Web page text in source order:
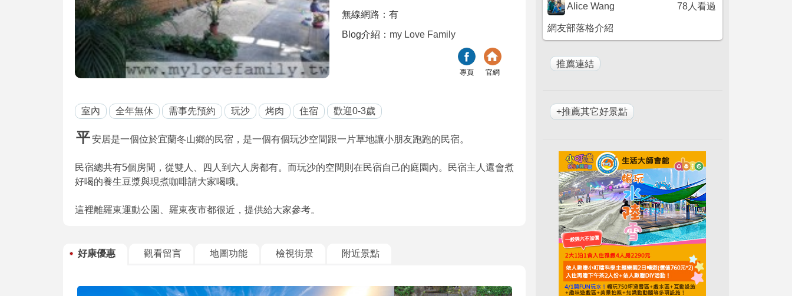
無線網路：有
Blog介紹： my Love Family
專頁 官網
室內 全年無休 需事先預約 玩沙 烤肉 住宿 歡迎0-3歲
平安居是一個位於宜蘭冬山鄉的民宿，是一個有個玩沙空間跟一片草地讓小朋友跑跑的民宿。
民宿總共有5個房間，從雙人、四人到六人房都有。而玩沙的空間則在民宿自己的庭園內。民宿主人還會煮
好喝的養生豆漿與現煮咖啡請大家喝哦。
這裡離羅東運動公園、羅東夜市都很近，提供給大家參考。
好康優惠 觀看留言 地圖功能 檢視街景 附近景點
Alice Wang 78人看過
網友部落格介紹
+推薦其它好景點